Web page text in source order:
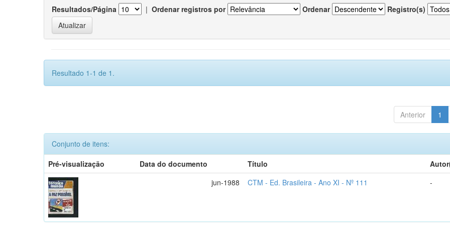
Resultados/Página | Ordenar registros por Ordenar Registro(s)
Resultado 1-1 de 1.
Anterior 1
Conjunto de itens:
Pré-visualização
Data do documento Título
jun-1988
CTM - Ed. Brasileira - Ano XI - Nº 111 -